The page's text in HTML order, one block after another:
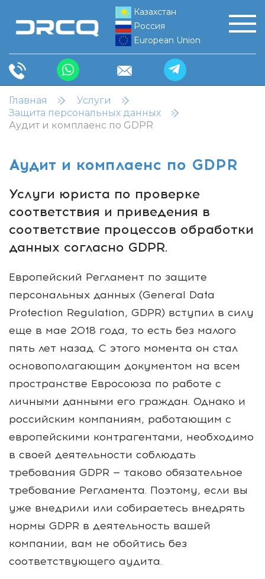
Казахстан
Россия
European Union
Главная
Услуги
Защита персональных данных
Аудит и комплаенс по GDPR
Аудит и комплаенс по GDPR
Услуги юриста по проверке
соответствия и приведения в
соответствие процессов обработки
данных согласно GDPR.
Европейский Регламент по защите
персональных данных (General Data
Protection Regulation, GDPR) вступил в силу
еще в мае 2018 года, то есть без малого
пять лет назад. С этого момента он стал
основополагающим документом на всем
пространстве Евросоюза по работе с
личными данными его граждан. Однако и
российским компаниям, работающим с
европейскими контрагентами, необходимо
в своей деятельности соблюдать
требования GDPR — таково обязательное
требование Регламента. Поэтому, если вы
уже внедрили или собираетесь внедрять
нормы GDPR в деятельность вашей
компании, вам не обойтись без
соответствующего аудита.